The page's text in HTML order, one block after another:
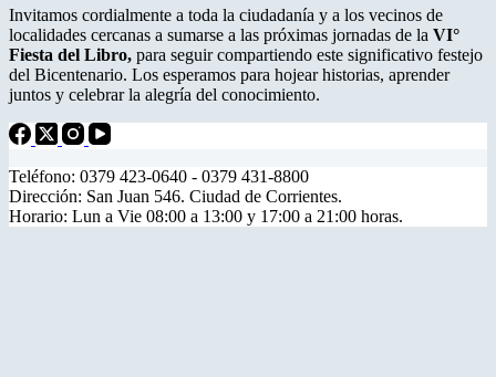
Invitamos cordialmente a toda la ciudadanía y a los vecinos de
localidades cercanas a sumarse a las próximas jornadas de la VI°
Fiesta del Libro, para seguir compartiendo este significativo festejo
del Bicentenario. Los esperamos para hojear historias, aprender
juntos y celebrar la alegría del conocimiento.
Teléfono: 0379 423-0640 - 0379 431-8800
Dirección: San Juan 546. Ciudad de Corrientes.
Horario: Lun a Vie 08:00 a 13:00 y 17:00 a 21:00 horas.